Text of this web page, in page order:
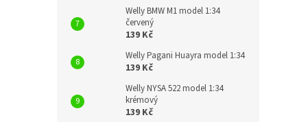
Welly BMW M1 model 1:34
červený
139 Kč
Welly Pagani Huayra model 1:34
139 Kč
Welly NYSA 522 model 1:34
krémový
139 Kč